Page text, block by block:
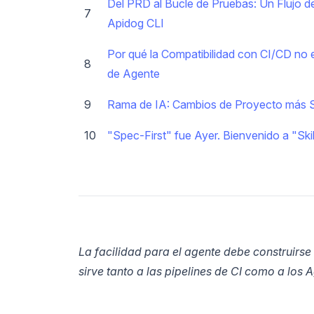
7
Del PRD al Bucle de Pruebas: Un Flujo
Apidog CLI
8
Por qué la Compatibilidad con CI/CD no
de Agente
9 Rama de IA: Cambios de Proyecto más
10 "Spec-First" fue Ayer. Bienvenido a
La facilidad para el agente debe
sirve tanto a las pipelines de CI como a los